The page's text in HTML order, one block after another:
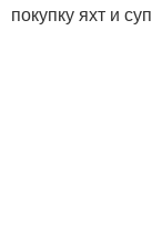
покупку яхт и